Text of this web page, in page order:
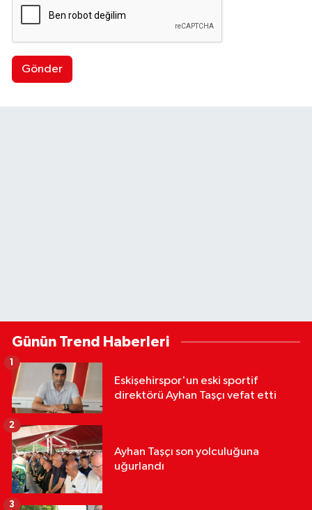
Gönder
Günün Trend Haberleri
Eskişehirspor'un eski sportif
direktörü Ayhan Taşçı vefat etti
1
Ayhan Taşçı son yolculuğuna
uğurlandı
2
3